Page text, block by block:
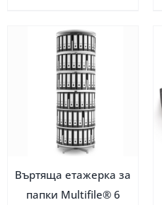
Въртяща етажерка за
папки Multifile® 6